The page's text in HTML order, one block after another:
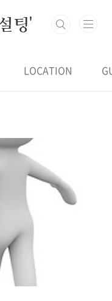
팅'
LOCATION